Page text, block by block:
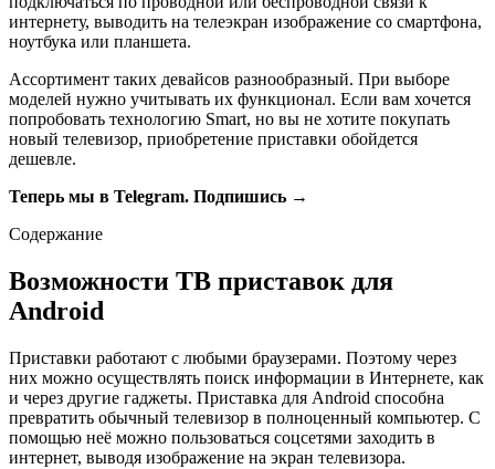
интернету, выводить на телеэкран изображение со смартфона,
ноутбука или планшета.
Ассортимент таких девайсов разнообразный. При выборе
моделей нужно учитывать их функционал. Если вам хочется
попробовать технологию Smart, но вы не хотите покупать
новый телевизор, приобретение приставки обойдется
дешевле.
Теперь мы в Telegram. Подпишись →
Содержание
Возможности ТВ приставок для
Android
Приставки работают с любыми браузерами. Поэтому через
них можно осуществлять поиск информации в Интернете, как
и через другие гаджеты. Приставка для Android способна
превратить обычный телевизор в полноценный компьютер. С
помощью неё можно пользоваться соцсетями заходить в
интернет, выводя изображение на экран телевизора.